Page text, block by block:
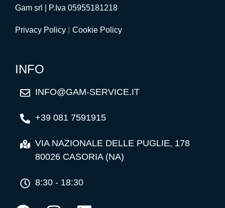
Gam srl | P.Iva 05955181218
Privacy Policy | Cookie Policy
INFO
INFO@GAM-SERVICE.IT
+39 081 7591915
VIA NAZIONALE DELLE PUGLIE, 178
80026 CASORIA (NA)
8:30 - 18:30